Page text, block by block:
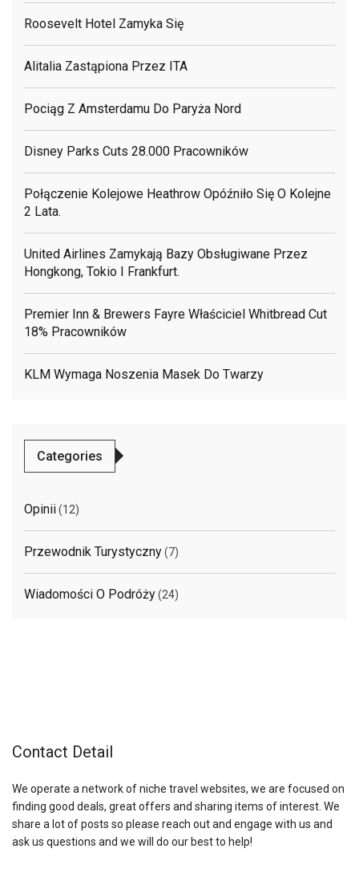
Roosevelt Hotel Zamyka Się
Alitalia Zastąpiona Przez ITA
Pociąg Z Amsterdamu Do Paryża Nord
Disney Parks Cuts 28.000 Pracowników
Połączenie Kolejowe Heathrow Opóźniło Się O Kolejne
2 Lata.
United Airlines Zamykają Bazy Obsługiwane Przez
Hongkong, Tokio I Frankfurt.
Premier Inn & Brewers Fayre Właściciel Whitbread Cut
18% Pracowników
KLM Wymaga Noszenia Masek Do Twarzy
Categories
Opinii(12)
Przewodnik Turystyczny(7)
Wiadomości O Podróży(24)
Contact Detail
We operate a network of niche travel websites, we are focused on
finding good deals, great offers and sharing items of interest. We
share a lot of posts so please reach out and engage with us and
ask us questions and we will do our best to help!